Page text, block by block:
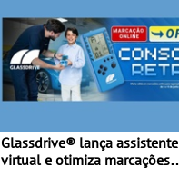
Glassdrive® lança assistente
virtual e otimiza marcações